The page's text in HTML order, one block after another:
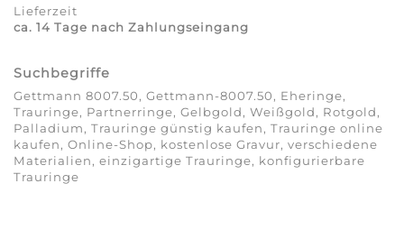
Lieferzeit
ca. 14 Tage nach Zahlungseingang
Suchbegriffe
Gettmann 8007.50, Gettmann-8007.50, Eheringe,
Trauringe, Partnerringe, Gelbgold, Weißgold, Rotgold,
Palladium, Trauringe günstig kaufen, Trauringe online
kaufen, Online-Shop, kostenlose Gravur, verschiedene
Materialien, einzigartige Trauringe, konfigurierbare
Trauringe